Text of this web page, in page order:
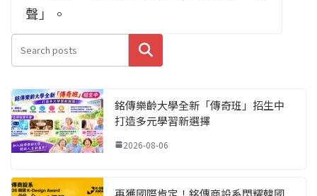
聲」。
搜尋
銘傳樂齡大學全新「傳奇班」招生中
打造多元學習新選擇
2026-08-06